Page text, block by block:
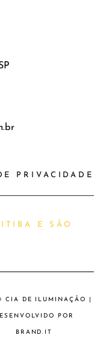
PRIVACIDADE
E SÃO
CIA DE ILUMINAÇÃO |
POR
BRAND.IT